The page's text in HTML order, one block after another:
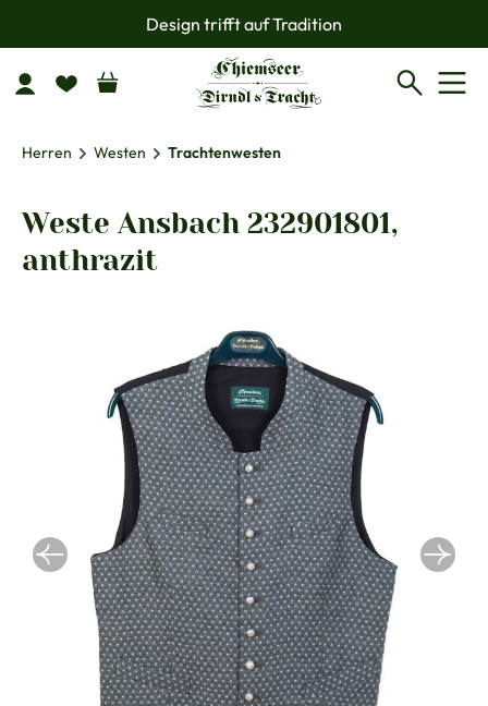
Zum Hauptinhalt springenDesign trifft auf Tradition
Herren Westen Trachtenwesten
Weste Ansbach 232901801,
anthrazit